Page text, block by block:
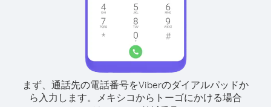
まず、通話先の電話番号をViberのダイアルパッドか
ら入力します。 メキシコからトーゴにかける場合